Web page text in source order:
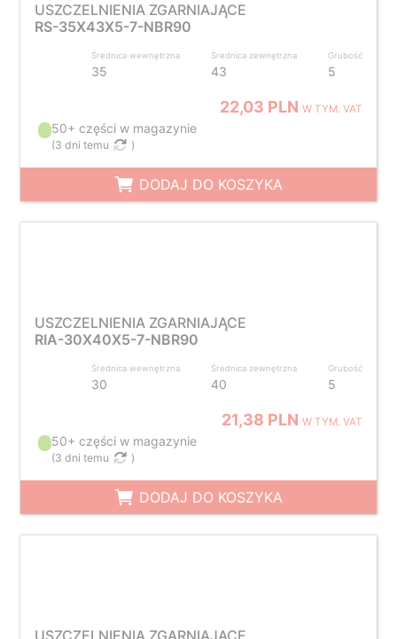
USZCZELNIENIA ZGARNIAJĄCE
RS-35X43X5-7-NBR90
Średnica wewnętrzna
35
Średnica zewnętrzna
43
Grubość
5
22,03 PLNW TYM. VAT
50+ części w magazynie
(3 dni temu )
DODAJ DO KOSZYKA
USZCZELNIENIA ZGARNIAJĄCE
RIA-30X40X5-7-NBR90
Średnica wewnętrzna
30
Średnica zewnętrzna
40
Grubość
5
21,38 PLNW TYM. VAT
50+ części w magazynie
(3 dni temu )
DODAJ DO KOSZYKA
USZCZELNIENIA ZGARNIAJĄCE